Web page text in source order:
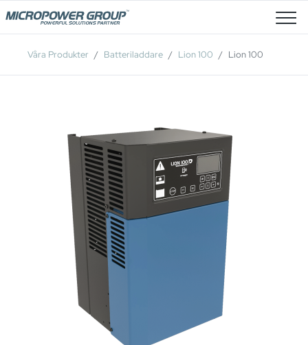
Lediga Tjänster
Våra Produkter Batteriladdare Lion 100 Lion 100